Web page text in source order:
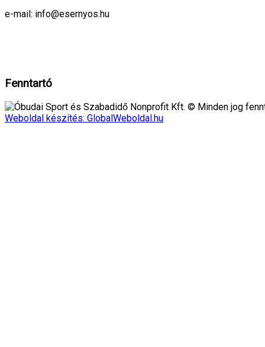
e-mail: info@esernyos.hu
Fenntartó
Óbudai Sport és Szabadidő Nonprofit Kft. © Minden jog
Weboldal készítés: GlobalWeboldal.hu